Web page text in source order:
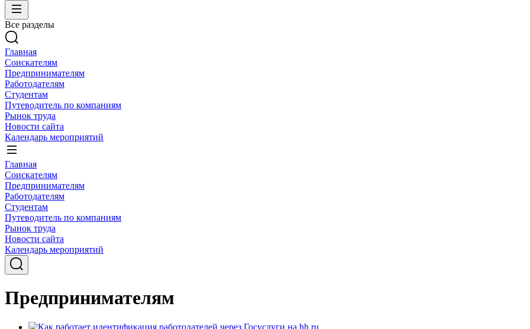
Все разделы
Главная
Соискателям
Предпринимателям
Работодателям
Студентам
Путеводитель по компаниям
Рынок труда
Новости сайта
Календарь мероприятий
Главная
Соискателям
Предпринимателям
Работодателям
Студентам
Путеводитель по компаниям
Рынок труда
Новости сайта
Календарь мероприятий
Предпринимателям